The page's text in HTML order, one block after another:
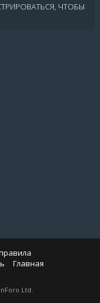
ЧТОБЫ
Главная
Ltd.